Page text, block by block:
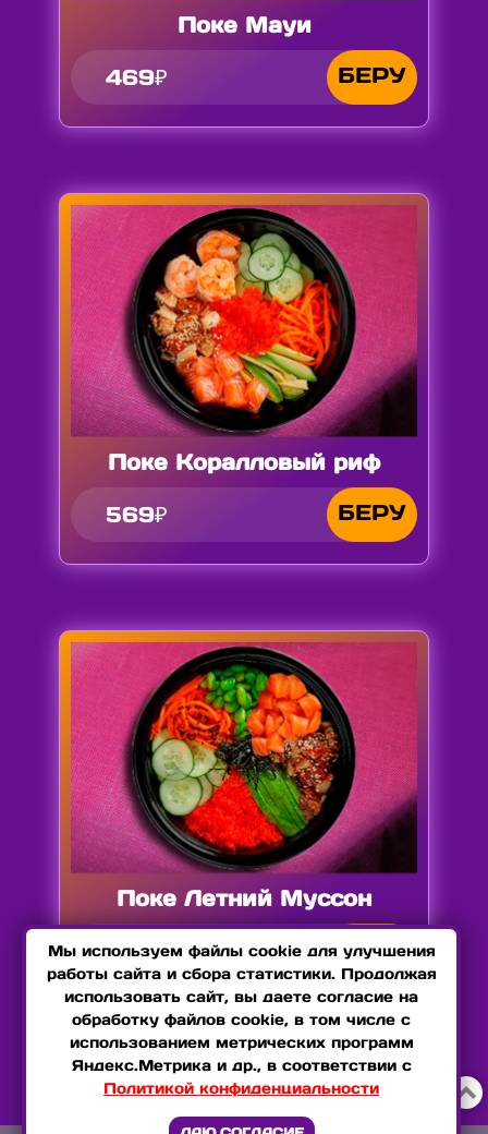
Поке Мауи
469₽
БЕРУ
Поке Коралловый риф
569₽
БЕРУ
Поке Летний Муссон
569₽
БЕРУ
Внешний вид продукции может отличаться от
изображений, представленных на сайте
Мы используем файлы cookie для улучшения
работы сайта и сбора статистики. Продолжая
использовать сайт, вы даете согласие на
обработку файлов cookie, в том числе с
использованием метрических программ
Яндекс.Метрика и др., в соответствии с
Политикой конфиденциальности
